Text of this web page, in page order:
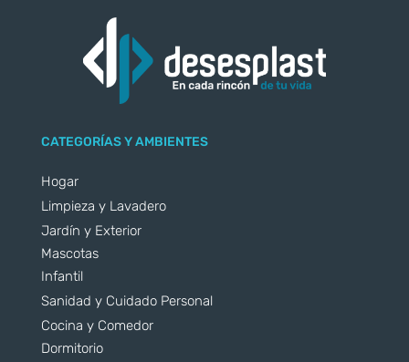
CATEGORÍAS Y AMBIENTES
Hogar
Limpieza y Lavadero
Jardín y Exterior
Mascotas
Infantil
Sanidad y Cuidado Personal
Cocina y Comedor
Dormitorio